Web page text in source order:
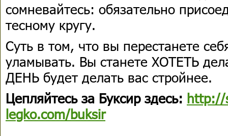
сомневайтесь: обязательно
тесному кругу.
Суть в том, что вы перестанете
уламывать. Вы станете ХОТЕТЬ
ДЕНЬ будет делать вас стройнее.
Цепляйтесь за Буксир здесь: http://
legko.com/buksir